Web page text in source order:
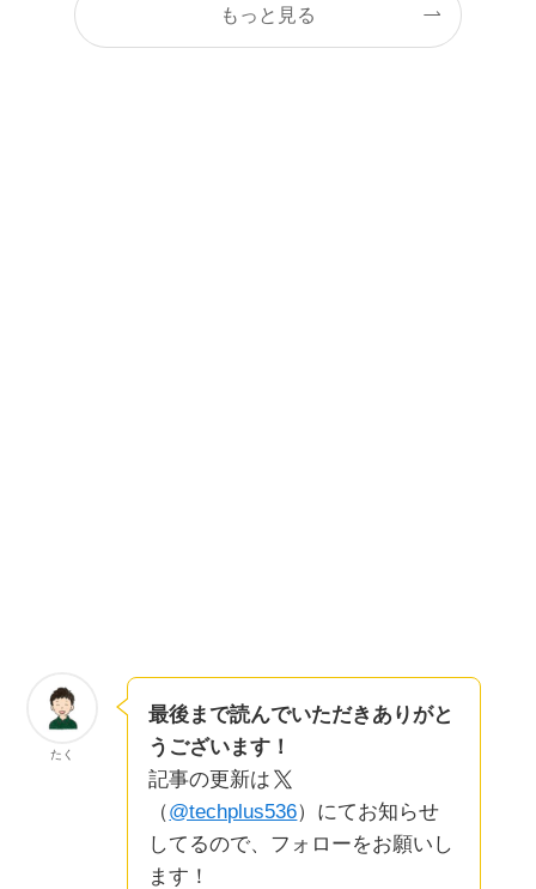
もっと見る
たく
最後まで読んでいただきありがと
うございます！
記事の更新は
（@techplus536）にてお知らせ
してるので、フォローをお願いし
ます！